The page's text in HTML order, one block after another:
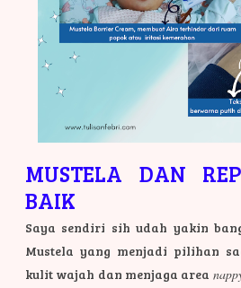
MUSTELA DAN
BAIK
Saya sendiri sih udah yakin
Mustela yang menjadi pilihan
kulit wajah dan menjaga area